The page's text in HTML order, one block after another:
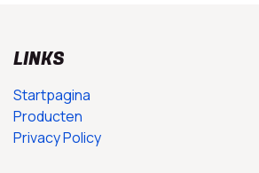
LINKS
Startpagina
Producten
Privacy Policy